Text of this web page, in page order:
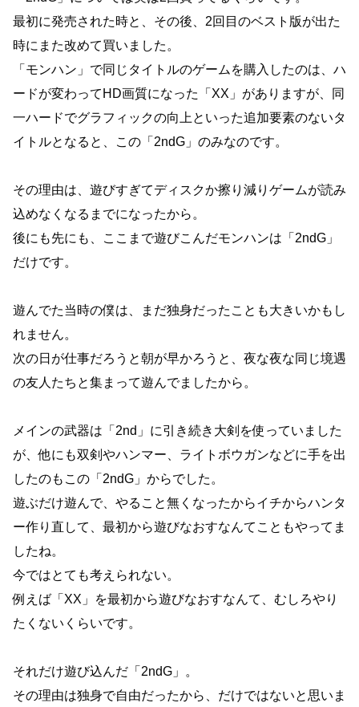
最初に発売された時と、その後、2回目のベスト版が出た
時にまた改めて買いました。
「モンハン」で同じタイトルのゲームを購入したのは、ハ
ードが変わってHD画質になった「XX」がありますが、同
一ハードでグラフィックの向上といった追加要素のないタ
イトルとなると、この「2ndG」のみなのです。
その理由は、遊びすぎてディスクか擦り減りゲームが読み
込めなくなるまでになったから。
後にも先にも、ここまで遊びこんだモンハンは「2ndG」
だけです。
遊んでた当時の僕は、まだ独身だったことも大きいかもし
れません。
次の日が仕事だろうと朝が早かろうと、夜な夜な同じ境遇
の友人たちと集まって遊んでましたから。
メインの武器は「2nd」に引き続き大剣を使っていました
が、他にも双剣やハンマー、ライトボウガンなどに手を出
したのもこの「2ndG」からでした。
遊ぶだけ遊んで、やること無くなったからイチからハンタ
ー作り直して、最初から遊びなおすなんてこともやってま
したね。
今ではとても考えられない。
例えば「XX」を最初から遊びなおすなんて、むしろやり
たくないくらいです。
それだけ遊び込んだ「2ndG」。
その理由は独身で自由だったから、だけではないと思いま